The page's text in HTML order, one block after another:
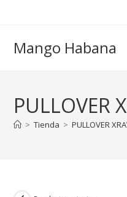
Mango Habana
PULLOVER
> Tienda > PULLOVER